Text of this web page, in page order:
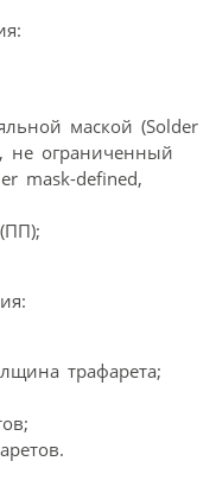
маской (Solder
не ограниченный
mask-defined,
трафарета;